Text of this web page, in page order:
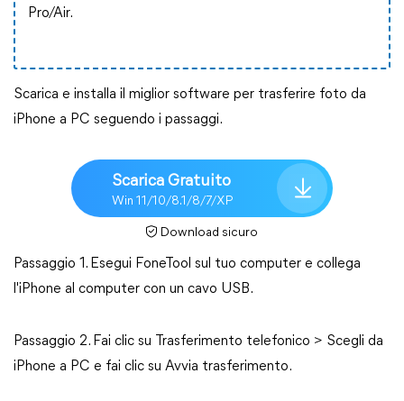
Pro/Air.
Scarica e installa il miglior software per trasferire foto da
iPhone a PC seguendo i passaggi.
Scarica Gratuito
Win 11/10/8.1/8/7/XP
Download sicuro
Passaggio 1. Esegui FoneTool sul tuo computer e collega
l'iPhone al computer con un cavo USB.
Passaggio 2. Fai clic su Trasferimento telefonico > Scegli da
iPhone a PC e fai clic su Avvia trasferimento.